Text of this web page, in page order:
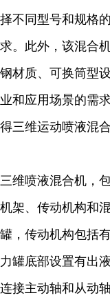
择不同型号和规格
求。此外，该混合
钢材质、可换筒型
业和应用场景的需
得三维运动喷液混
三维喷液混合机，
机架、传动机构和
罐，传动机构包括
力罐底部设置有出
连接主动轴和从动